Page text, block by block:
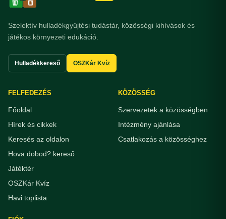
Szelektív hulladékgyűjtési tudástár, közösségi kihívások és
játékos környezeti edukáció.
Hulladékkereső OSZKár Kvíz
FELFEDEZÉS
Főoldal
Hírek és cikkek
Keresés az oldalon
Hova dobod? kereső
Játéktér
OSZKár Kvíz
Havi toplista
KÖZÖSSÉG
Szervezetek a közösségben
Intézmény ajánlása
Csatlakozás a közösséghez